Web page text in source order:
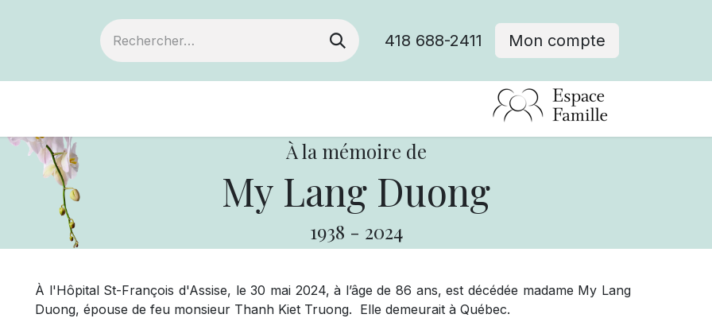
418 688-2411 Mon compte
À la mémoire de
My Lang Duong
1938 - 2024
À l'Hôpital St-François d'Assise, le 30 mai 2024, à l’âge de 86 ans, est décédée madame My Lang
Duong, épouse de feu monsieur Thanh Kiet Truong. Elle demeurait à Québec.